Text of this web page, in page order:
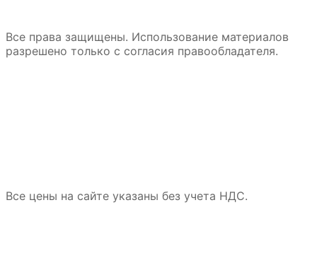
Все права защищены. Использование материалов
разрешено только с согласия правообладателя.
Все цены на сайте указаны без учета НДС.